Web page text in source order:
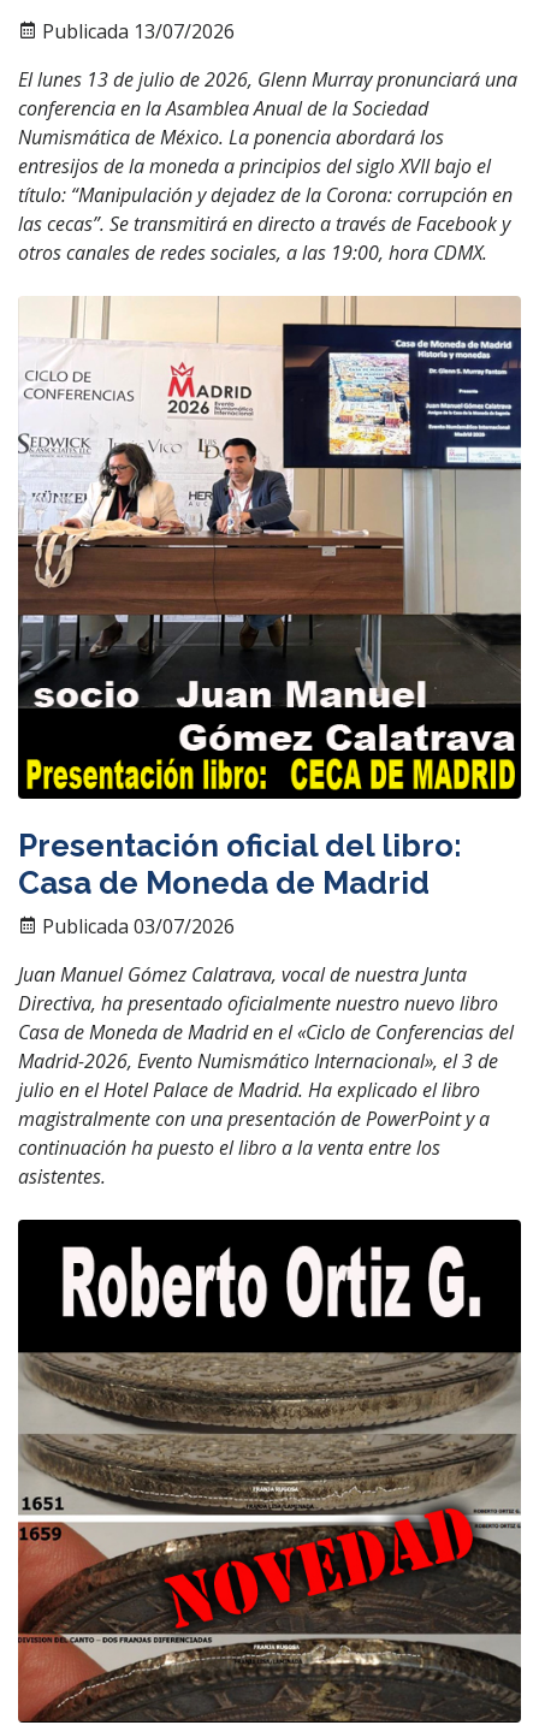
Publicada 13/07/2026
El lunes 13 de julio de 2026, Glenn Murray pronunciará una
conferencia en la Asamblea Anual de la Sociedad
Numismática de México. La ponencia abordará los
entresijos de la moneda a principios del siglo XVII bajo el
título: “Manipulación y dejadez de la Corona: corrupción en
las cecas”. Se transmitirá en directo a través de Facebook y
otros canales de redes sociales, a las 19:00, hora CDMX.
Presentación oficial del libro:
Casa de Moneda de Madrid
Publicada 03/07/2026
Juan Manuel Gómez Calatrava, vocal de nuestra Junta
Directiva, ha presentado oficialmente nuestro nuevo libro
Casa de Moneda de Madrid en el «Ciclo de Conferencias del
Madrid-2026, Evento Numismático Internacional», el 3 de
julio en el Hotel Palace de Madrid. Ha explicado el libro
magistralmente con una presentación de PowerPoint y a
continuación ha puesto el libro a la venta entre los
asistentes.